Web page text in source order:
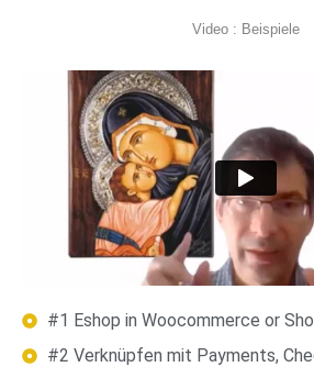
Video : Beispiele
#1 Eshop in Woocommerce or
#2 Verknüpfen mit Payments,